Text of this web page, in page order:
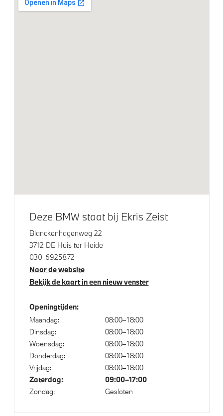
Dak uitgevoerd in zwart
Klimaatbeheersing
Automatische 2-zone Airconditioning
Elektrische voorzieningen
Driving Assistant Plus
Elektrisch te openen en te sluiten bagageklep
Draadloos oplaadstation
High-beam assistant
Comfort Access
Bandenspanningsweergavesysteem
Automatisch dimmende binnen- en buitenspiegel
Deze BMW staat bij Ekris Zeist
Blanckenhagenweg 22
3712 DE Huis ter Heide
030-6925872
Naar de website
Bekijk de kaart in een nieuw venster
Openingtijden:
Maandag:
08:00–18:00
Dinsdag:
08:00–18:00
Woensdag:
08:00–18:00
Donderdag:
08:00–18:00
Vrijdag:
08:00–18:00
Zaterdag: 09:00–17:00
Zondag: Gesloten